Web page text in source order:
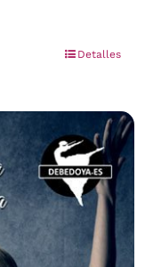
Detalles